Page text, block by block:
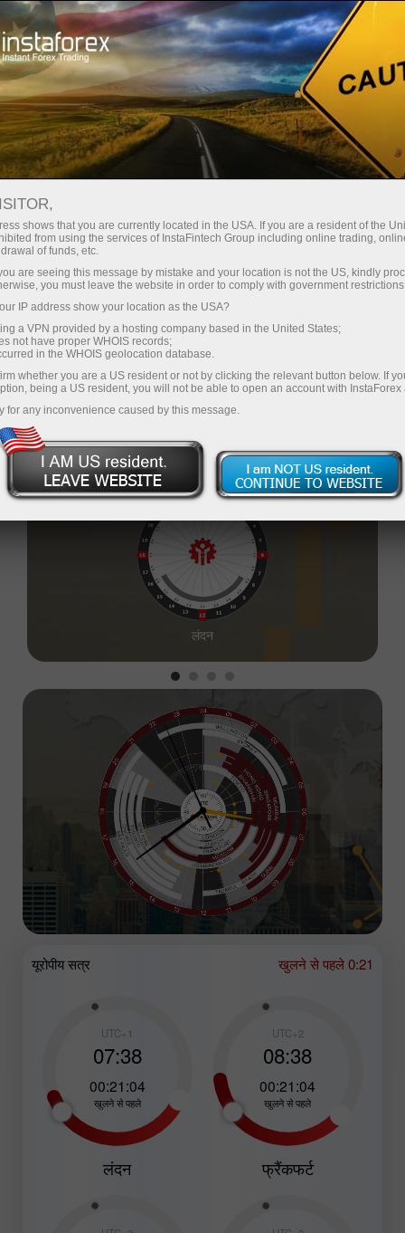
ट्रेडर्स के लिए फॉरेक्स विश्लेषण ट्रेडिंग फ्लोर के खुलने का समय
ट्रेडिंग फ्लोर के खुलने का समय
07:38:58
लंदन
यूरोपीय सत्र खुलने से पहले 0:21
UTC+1
07:38
00:21:02
खुलने से पहले
लंदन
UTC+2
08:38
00:21:02
खुलने से पहले
फ्रैंकफर्ट
shows that you are currently located in the USA. If you are a resident of the
from using the services of InstaFintech Group including online trading,
of funds, etc.
are seeing this message by mistake and your location is not the US, kindly
you must leave the website in order to comply with government
IP address show your location as the USA?
a VPN provided by a hosting company based in the United States;
not have proper WHOIS records;
in the WHOIS geolocation database.
whether you are a US resident or not by clicking the relevant button below. If
being a US resident, you will not be able to open an account with InstaForex
for any inconvenience caused by this message.